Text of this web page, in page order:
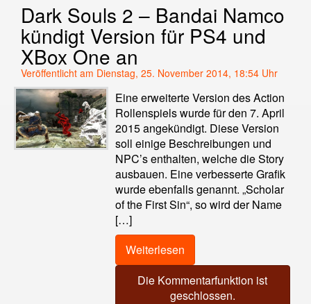
Dark Souls 2 – Bandai Namco
kündigt Version für PS4 und
XBox One an
Veröffentlicht am Dienstag, 25. November 2014, 18:54 Uhr
Eine erweiterte Version des Action
Rollenspiels wurde für den 7. April
2015 angekündigt. Diese Version
soll einige Beschreibungen und
NPC’s enthalten, welche die Story
ausbauen. Eine verbesserte Grafik
wurde ebenfalls genannt. „Scholar
of the First Sin“, so wird der Name
[…]
Weiterlesen
Die Kommentarfunktion ist
geschlossen.